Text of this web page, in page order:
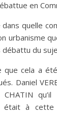
en
quelle
urbanisme
débattu du
que cela a
Daniel
à cette